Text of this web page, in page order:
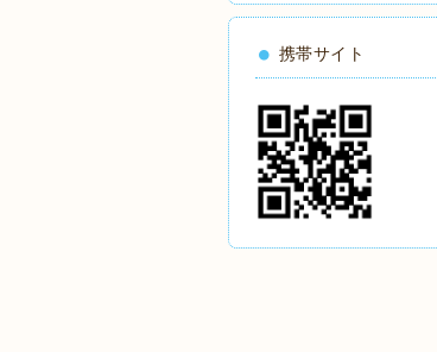
携帯サイト